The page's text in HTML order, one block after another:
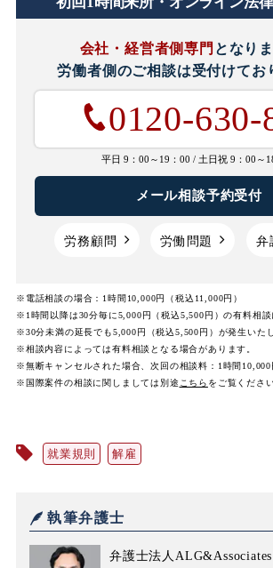
会社・経営者側専門 となり
労働者側のご相談は受付けてお
0120-630-
平日 9：00～19：00 / 土日祝 9：00～
メール相談予約受付
労務顧問 労働問題 弁
※電話相談の場合：1時間10,000円（税込11,000円）
※1時間以降は30分毎に5,000円（税込5,500円）の有料相談
※30分未満の延長でも5,000円（税込5,500円）が発生いた
※相談内容によっては有料相談となる場合があります。
※無断キャンセルされた場合、次回の相談料：1時間
※国際案件の相談に関しましては 別途 こちら をご覧ください
就業規則 解雇
執筆弁護士
弁護士法人ALG&Associates